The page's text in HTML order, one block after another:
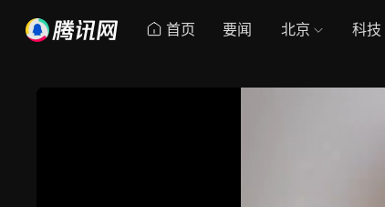
首页 要闻 北京 科技